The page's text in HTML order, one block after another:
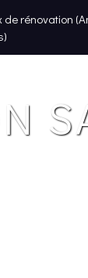
de rénovation